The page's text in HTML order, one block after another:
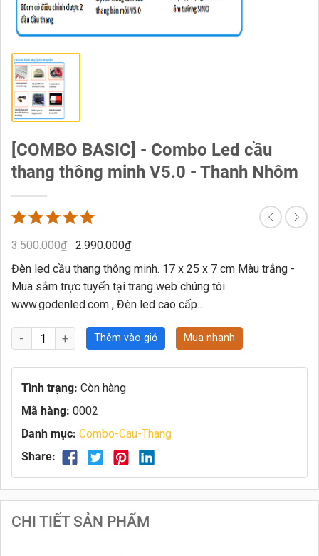
[COMBO BASIC] - Combo Led cầu
thang thông minh V5.0 - Thanh Nhôm
3.500.000₫ 2.990.000₫
Đèn led cầu thang thông minh. 17 x 25 x 7 cm Màu trắng -
Mua sắm trực tuyến tại trang web chúng tôi
www.godenled.com , Đèn led cao cấp...
Thêm vào giỏ Mua nhanh
Tình trạng: Còn hàng
Mã hàng: 0002
Danh mục: Combo-Cau-Thang
Share:
CHI TIẾT SẢN PHẨM